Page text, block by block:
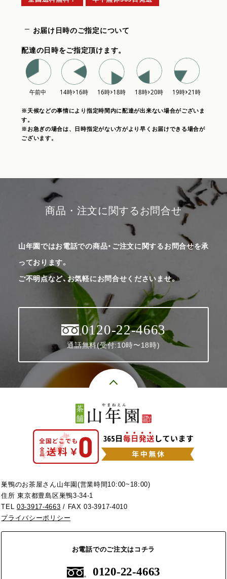
お届け日時のご指定について
配達の日時をご指定頂けます。
※天候などの事情により指定時間内に配達が出来ない場合がございま
す。
※お急ぎの場合は、日時指定がない方がより早くお届けできる場合が
ございます。
商品・注文に関するお問合せ
山年園ではお電話での商品・ご注文に関するお問合せを承
っております。
ご不明点など、お気軽にお問合せくださいませ。
0120-22-4663
通話無料(受付:10時〜18時)
巣鴨のお茶屋さん山年園(営業時間10:00~18:00)
住所 東京都豊島区巣鴨3-34-1
TEL03-3917-4663 / FAX 03-3917-4010
プライバシーポリシー
お電話でのご注文はコチラ
0120-22-4663